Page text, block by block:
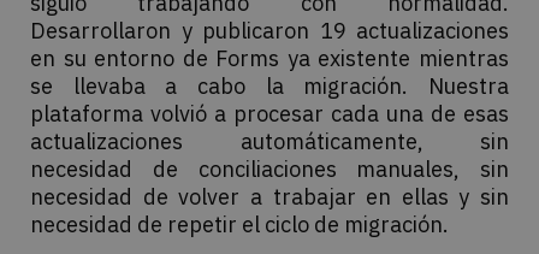
Desarrollaron y publicaron 19 actualizaciones
en su entorno de Forms ya existente mientras
se llevaba a cabo la migración. Nuestra
plataforma volvió a procesar cada una de esas
actualizaciones automáticamente, sin
necesidad de conciliaciones manuales, sin
necesidad de volver a trabajar en ellas y sin
necesidad de repetir el ciclo de migración.